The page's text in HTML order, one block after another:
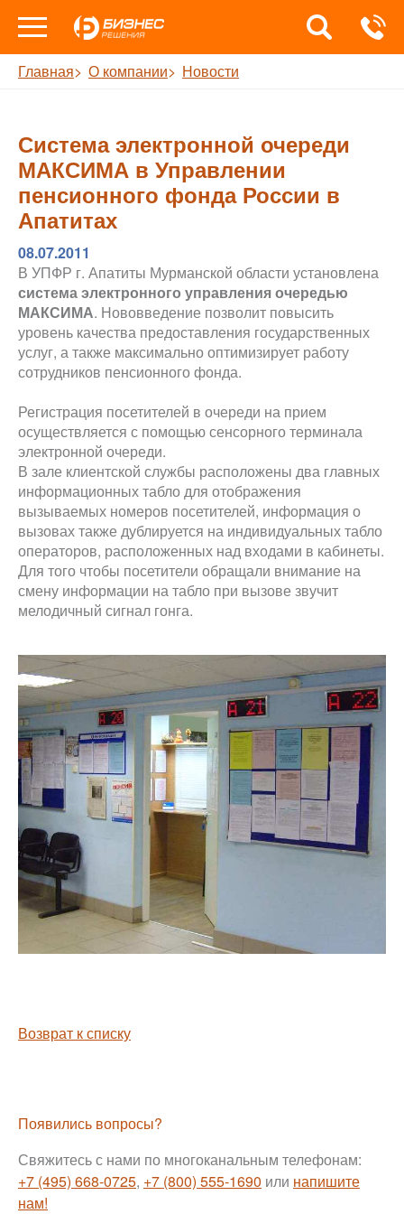
Главная О компании Новости
Система электронной очереди
МАКСИМА в Управлении
пенсионного фонда России в
Апатитах
08.07.2011
В УПФР г. Апатиты Мурманской области установлена
система электронного управления очередью
МАКСИМА. Нововведение позволит повысить
уровень качества предоставления государственных
услуг, а также максимально оптимизирует работу
сотрудников пенсионного фонда.
Регистрация посетителей в очереди на прием
осуществляется с помощью сенсорного терминала
электронной очереди.
В зале клиентской службы расположены два главных
информационных табло для отображения
вызываемых номеров посетителей, информация о
вызовах также дублируется на индивидуальных табло
операторов, расположенных над входами в кабинеты.
Для того чтобы посетители обращали внимание на
смену информации на табло при вызове звучит
мелодичный сигнал гонга.
Возврат к списку
Появились вопросы?
Свяжитесь с нами по многоканальным телефонам:
+7 (495) 668-0725, +7 (800) 555-1690 или напишите
нам!